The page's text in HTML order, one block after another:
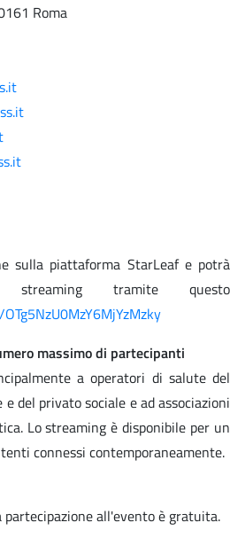
Roma
sulla piattaforma StarLeaf e potrà
tramite questo
massimo di partecipanti
a operatori di salute del
del privato sociale e ad associazioni
Lo streaming è disponibile per un
connessi contemporaneamente.
partecipazione all'evento è gratuita.